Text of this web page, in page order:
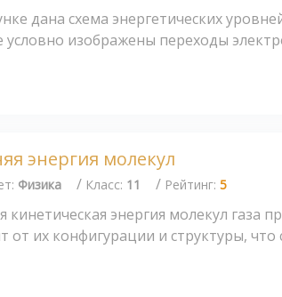
дана схема энергетических
условно изображены переходы
энергия молекул
Физика / Класс: 11 / Рейтинг: 5
кинетическая энергия молекул газа
от их конфигурации и структуры, что